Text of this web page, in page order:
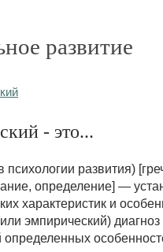
развитие
- это...
психологии развития)
определение] —
характеристик и
эмпирический) диагноз
определенных